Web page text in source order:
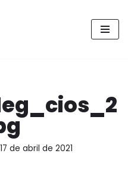
17 de abril de 2021